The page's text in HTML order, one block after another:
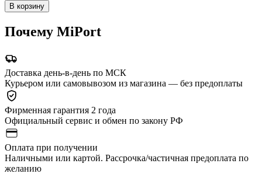
В корзину
Почему MiPort
Доставка день-в-день по МСК
Курьером или самовывозом из магазина — без предоплаты
Фирменная гарантия 2 года
Официальный сервис и обмен по закону РФ
Оплата при получении
Наличными или картой. Рассрочка/частичная предоплата по
желанию